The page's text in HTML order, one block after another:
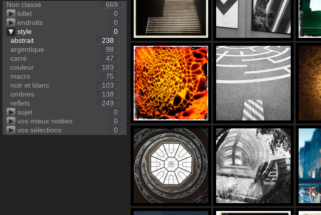
Non classé
669
billet
0
endroits
0
style
0
abstrait
238
argentique
98
carré
47
couleur
183
macro
75
noir et blanc
103
ombres
138
reflets
249
sujet
0
vos mieux notées
0
vos sélections
0